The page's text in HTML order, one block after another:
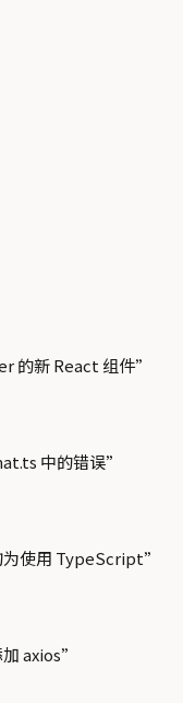
的新 React 组件”
中的错误”
使用 TypeScript”
axios”